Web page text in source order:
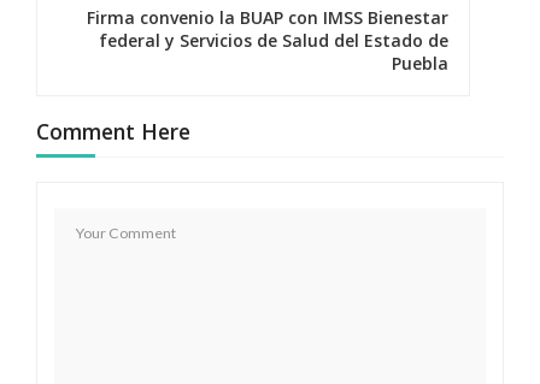
i
ó
Firma convenio la BUAP con IMSS Bienestar
federal y Servicios de Salud del Estado de
Puebla
Comment Here